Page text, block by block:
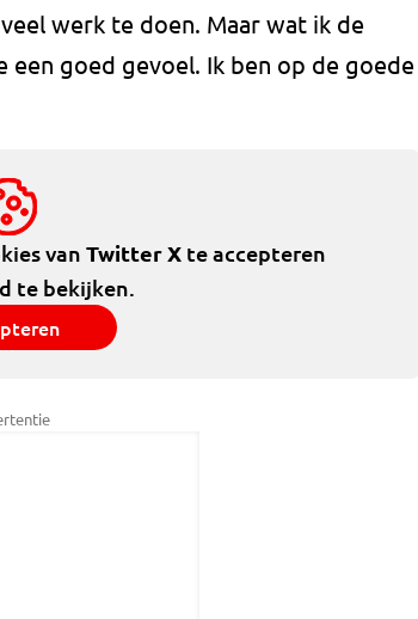
werk te doen. Maar wat ik de
goed gevoel. Ik ben op de goede
van Twitter Xte accepteren
te bekijken.